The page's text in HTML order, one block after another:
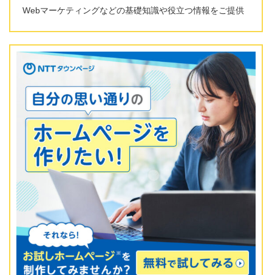
Webマーケティングなどの基礎知識や役立つ情報をご提供